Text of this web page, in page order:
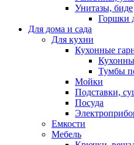
Унитазы, биде
Горшки
Для дома и сада
Для кухни
Кухонные
Тумбы
Мойки
Подставки,
Посуда
Емкости
Мебель